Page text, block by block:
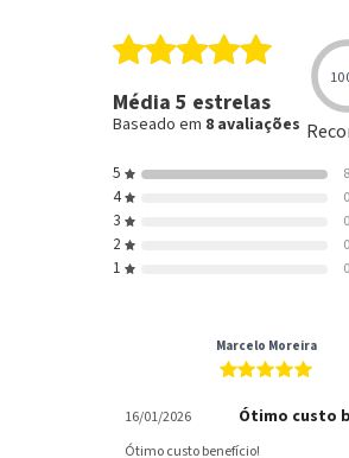
Média 5 estrelas
Baseado em 8 avaliações
5
4
3
2
1
Marcelo Moreira
16/01/2026 Ótimo custo
Ótimo custo benefício!